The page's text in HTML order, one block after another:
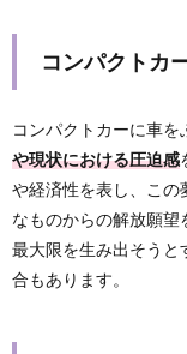
コンパクトカ
コンパクトカーに車を
や現状における圧迫感
や経済性を表し、この
なものからの解放願
最大限を生み出そうと
合もあります。